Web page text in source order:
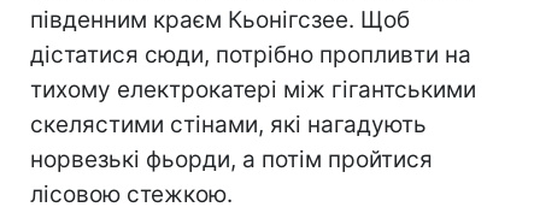
південним краєм Кьонігсзее. Щоб
дістатися сюди, потрібно пропливти на
тихому електрокатері між гігантськими
скелястими стінами, які нагадують
норвезькі фьорди, а потім пройтися
лісовою стежкою.